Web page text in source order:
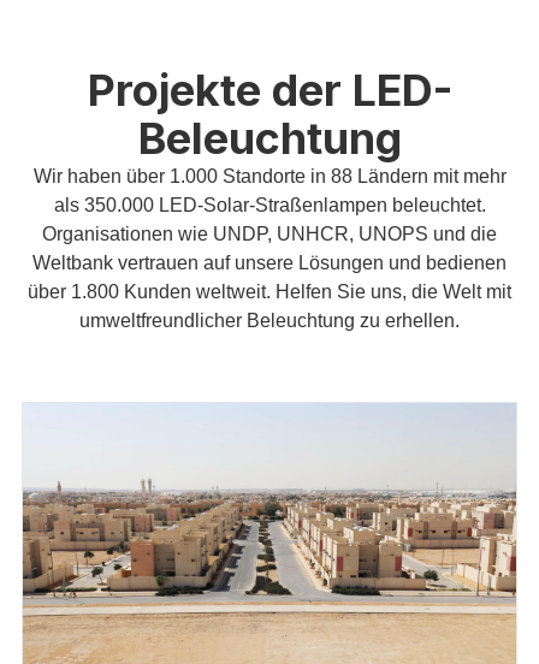
Projekte der LED-
Beleuchtung
Wir haben über 1.000 Standorte in 88 Ländern mit mehr
als 350.000 LED-Solar-Straßenlampen beleuchtet.
Organisationen wie UNDP, UNHCR, UNOPS und die
Weltbank vertrauen auf unsere Lösungen und bedienen
über 1.800 Kunden weltweit. Helfen Sie uns, die Welt mit
umweltfreundlicher Beleuchtung zu erhellen.